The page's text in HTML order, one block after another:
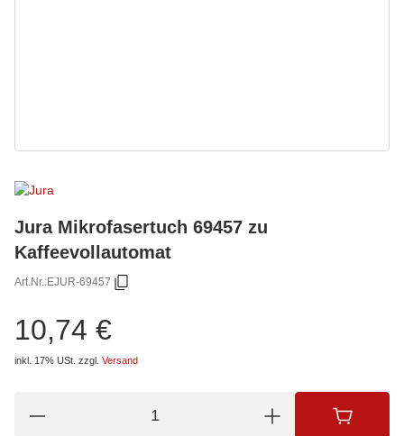
Jura Mikrofasertuch 69457 zu
Kaffeevollautomat
Art.Nr.:EJUR-69457
10,74 €
inkl. 17% USt. zzgl. Versand